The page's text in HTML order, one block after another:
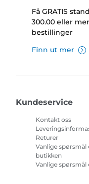
Få GRATIS
300.00 eller
bestillinger
Finn ut mer
Kundeservice
Kontakt oss
Returer
Vanlige spørsmål
butikken
Vanlige spørsmål